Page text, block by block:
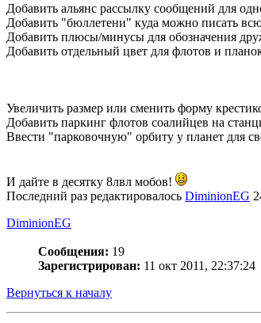
Добавить альянс рассылку сообщений для
Добавить "бюллетени" куда можно писать
Добавить плюсы/минусы для обозначения
Добавить отдельный цвет для флотов и
Увеличить размер или сменить форму
Добавить паркинг флотов соалийцев на
Ввести "парковочную" орбиту у планет для
И дайте в десятку 8лвл мобов!
Последний раз редактировалось DiminionEG
DiminionEG
Сообщения: 19
Зарегистрирован: 11 окт 2011, 22:37:24
Вернуться к началу